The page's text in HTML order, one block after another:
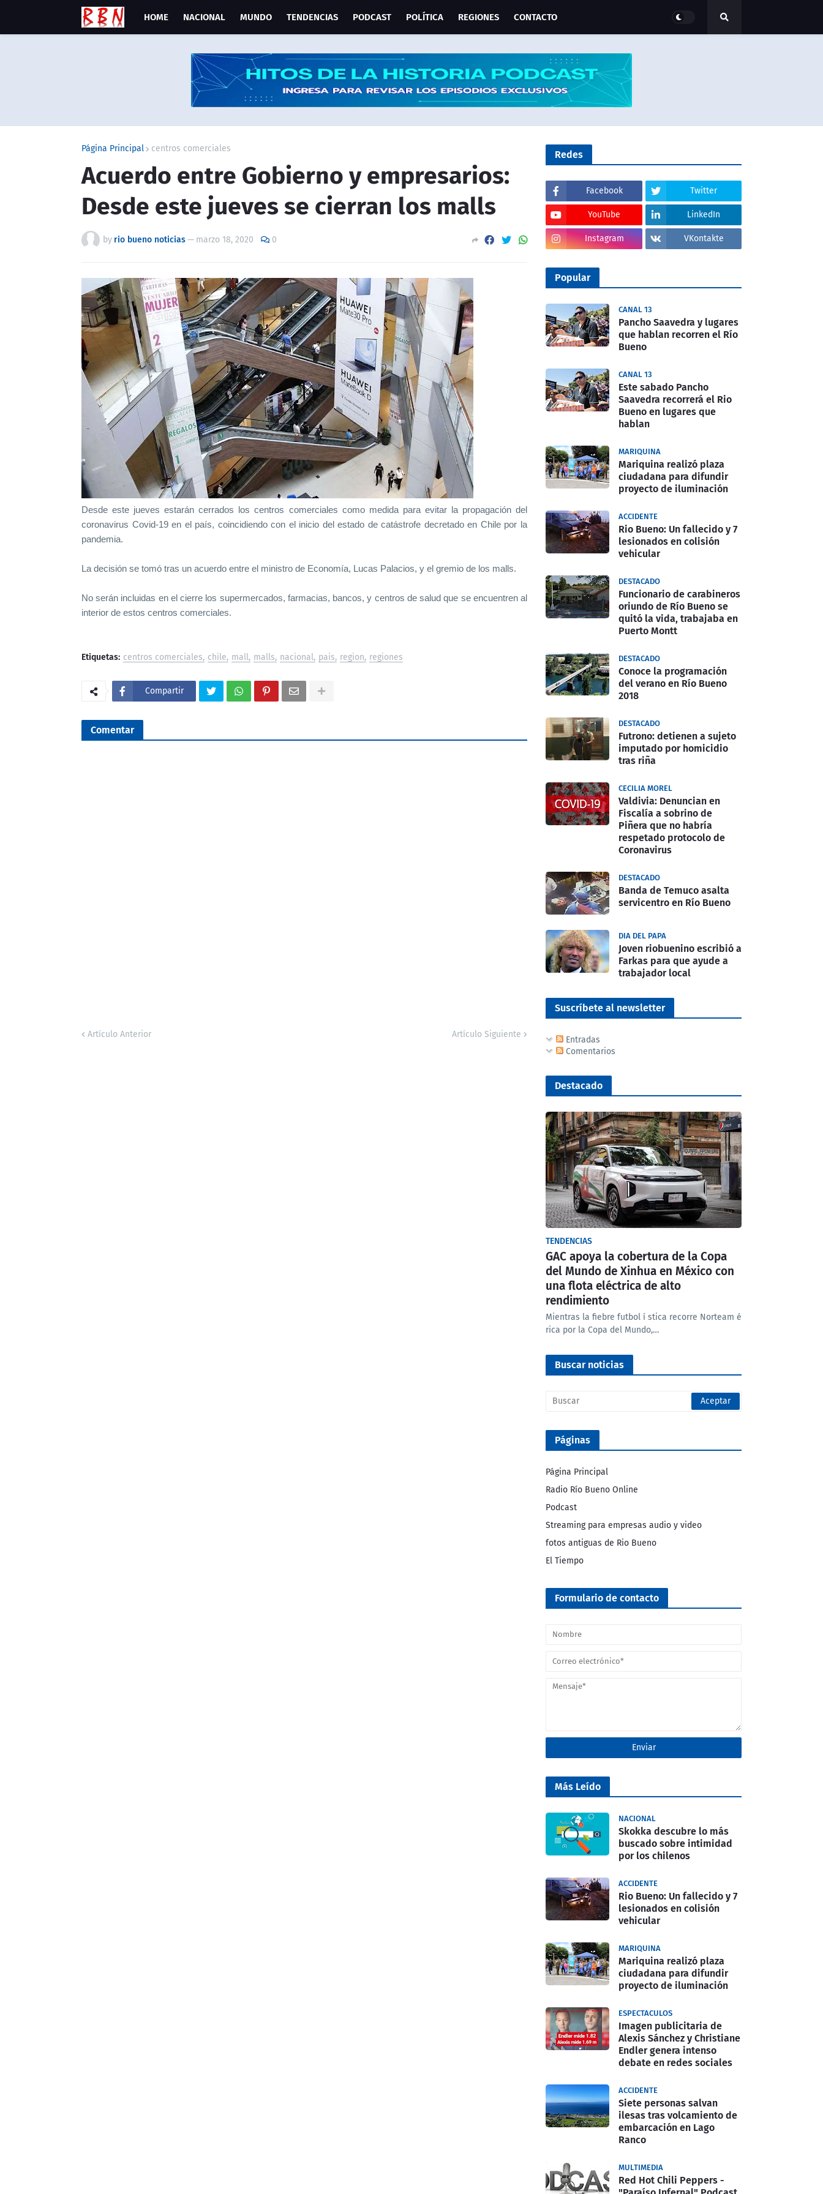
HOME NACIONAL MUNDO TENDENCIAS PODCAST POLÍTICA REGIONES CONTACTO
Página Principal centros comerciales
Acuerdo entre Gobierno y empresarios:
Desde este jueves se cierran los malls
by rio bueno noticias— marzo 18, 2020 0
Desde este jueves estarán cerrados los centros comerciales como medida para evitar la propagación del
coronavirus Covid-19 en el país, coincidiendo con el inicio del estado de catástrofe decretado en Chile por la
pandemia.
La decisión se tomó tras un acuerdo entre el ministro de Economía, Lucas Palacios, y el gremio de los malls.
No serán incluidas en el cierre los supermercados, farmacias, bancos, y centros de salud que se encuentren al
interior de estos centros comerciales.
Etiquetas: centros comerciales chile mall malls nacional pais region regiones
Compartir
Comentar
Artículo Anterior Artículo Siguiente
Redes
Facebook Twitter
YouTube LinkedIn
Instagram VKontakte
Popular
CANAL 13
Pancho Saavedra y lugares
que hablan recorren el Río
Bueno
CANAL 13
Este sabado Pancho
Saavedra recorrerá el Rio
Bueno en lugares que
hablan
MARIQUINA
Mariquina realizó plaza
ciudadana para difundir
proyecto de iluminación
ACCIDENTE
Rio Bueno: Un fallecido y 7
lesionados en colisión
vehicular
DESTACADO
Funcionario de carabineros
oriundo de Río Bueno se
quitó la vida, trabajaba en
Puerto Montt
DESTACADO
Conoce la programación
del verano en Río Bueno
2018
DESTACADO
Futrono: detienen a sujeto
imputado por homicidio
tras riña
CECILIA MOREL
Valdivia: Denuncian en
Fiscalía a sobrino de
Piñera que no habría
respetado protocolo de
Coronavirus
DESTACADO
Banda de Temuco asalta
servicentro en Río Bueno
DIA DEL PAPA
Joven riobuenino escribió a
Farkas para que ayude a
trabajador local
Suscríbete al newsletter
Entradas
Comentarios
Destacado
TENDENCIAS
GAC apoya la cobertura de la Copa
del Mundo de Xinhua en México con
una flota eléctrica de alto
rendimiento
Mientras la fiebre futbol í stica recorre Norteam é
rica por la Copa del Mundo,…
Buscar noticias
Páginas
Página Principal
Radio Río Bueno Online
Podcast
Streaming para empresas audio y video
fotos antiguas de Rio Bueno
El Tiempo
Formulario de contacto
Más Leído
NACIONAL
Skokka descubre lo más
buscado sobre intimidad
por los chilenos
ACCIDENTE
Rio Bueno: Un fallecido y 7
lesionados en colisión
vehicular
MARIQUINA
Mariquina realizó plaza
ciudadana para difundir
proyecto de iluminación
ESPECTACULOS
Imagen publicitaria de
Alexis Sánchez y Christiane
Endler genera intenso
debate en redes sociales
ACCIDENTE
Siete personas salvan
ilesas tras volcamiento de
embarcación en Lago
Ranco
MULTIMEDIA
Red Hot Chili Peppers -